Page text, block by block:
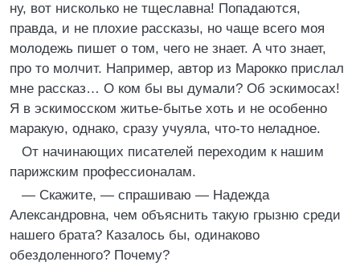
ну, вот нисколько не тщеславна! Попадаются,
правда, и не плохие рассказы, но чаще всего моя
молодежь пишет о том, чего не знает. А что знает,
про то молчит. Например, автор из Марокко прислал
мне рассказ… О ком бы вы думали? Об эскимосах!
Я в эскимосском житье-бытье хоть и не особенно
маракую, однако, сразу учуяла, что-то неладное.
От начинающих писателей переходим к нашим
парижским профессионалам.
— Скажите, — спрашиваю — Надежда
Александровна, чем объяснить такую грызню среди
нашего брата? Казалось бы, одинаково
обездоленного? Почему?